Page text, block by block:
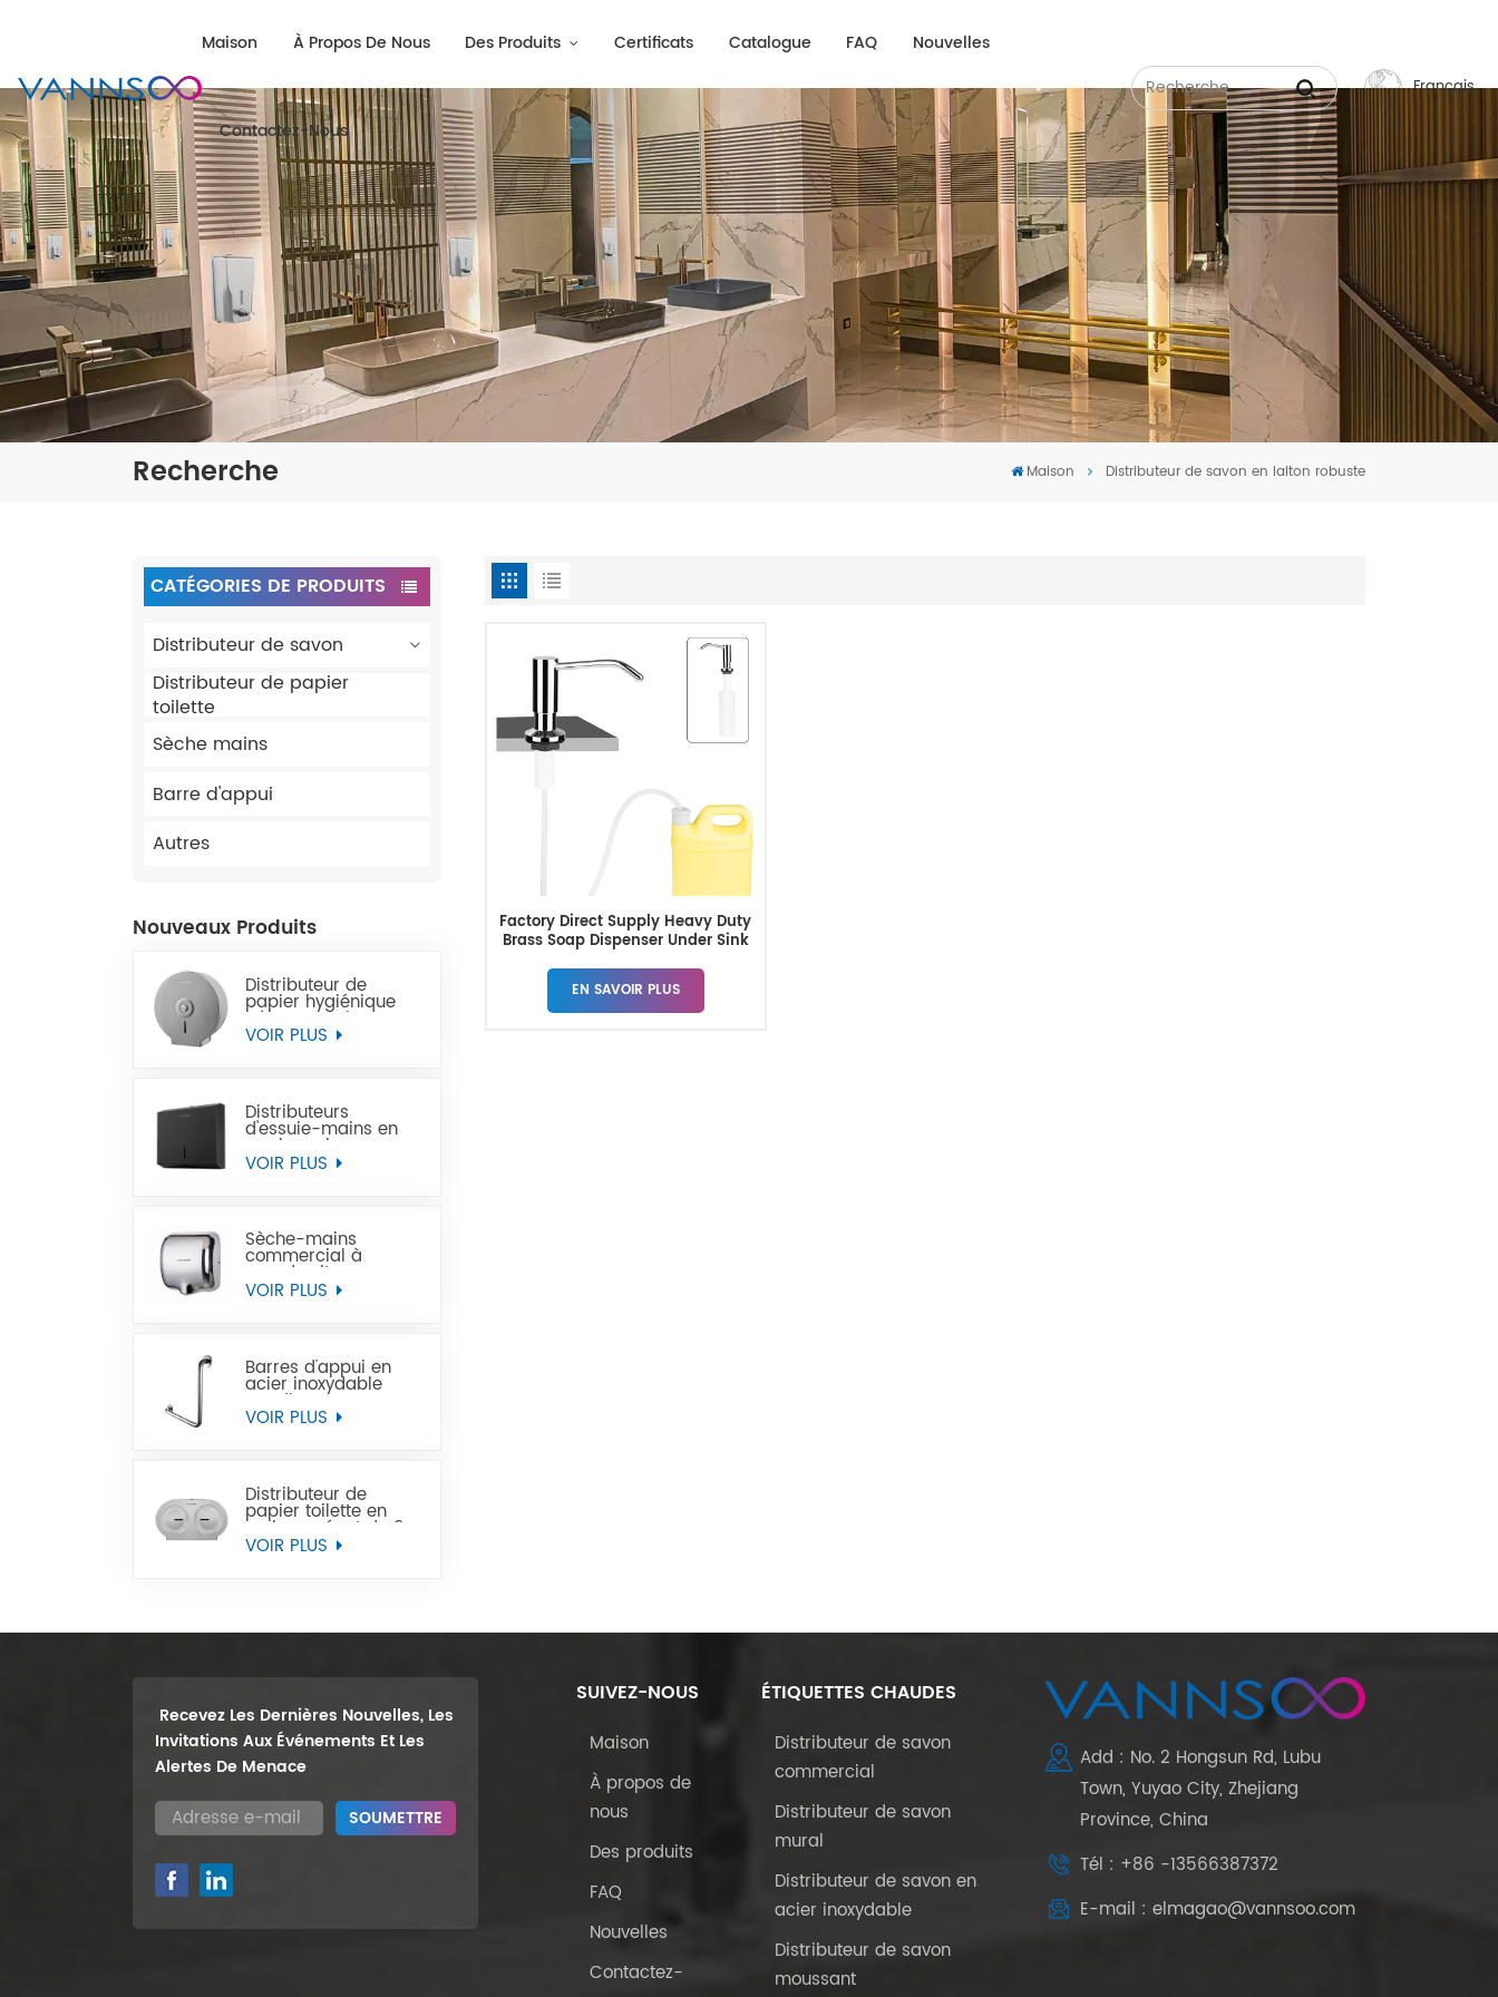
Maison À Propos De Nous Des Produits Certificats Catalogue FAQ Nouvelles
Contactez-Nous
Français
English
Русский
Español
中文
Recherche Maison Distributeur de savon en laiton robuste
CATÉGORIES DE PRODUITS
Distributeur de savon
Distributeur de papier
toilette
Sèche mains
Barre d'appui
Autres
Nouveaux Produits
Distributeur de
papier hygiénique
géant en acier
inoxydable à
VOIR PLUS
Distributeurs
d'essuie-mains en
papier noir
commercial en acier
VOIR PLUS
Sèche-mains
commercial à
grande vitesse pour
les toilettes
VOIR PLUS
Barres d'appui en
acier inoxydable
Handicap pour
handicapés
VOIR PLUS
Distributeur de
papier toilette en
rouleau géant de 9
pouces, support
VOIR PLUS
Factory Direct Supply Heavy Duty
Brass Soap Dispenser Under Sink
EN SAVOIR PLUS
Recevez Les Dernières Nouvelles, Les
Invitations Aux Événements Et Les
Alertes De Menace
SUIVEZ-NOUS
Maison
À propos de
nous
Des produits
FAQ
Nouvelles
Contactez-
ÉTIQUETTES CHAUDES
Distributeur de savon
commercial
Distributeur de savon
mural
Distributeur de savon en
acier inoxydable
Distributeur de savon
moussant
Add : No. 2 Hongsun Rd, Lubu
Town, Yuyao City, Zhejiang
Province, China
Tél : +86 -13566387372
E-mail : elmagao@vannsoo.com